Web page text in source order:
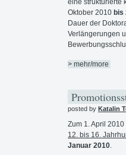
eine strukturierte
Oktober 2010 bis
Dauer der
Verlängerungen
> mehr/more
posted by Katalin
Zum 1. April
12. bis 16.
Januar 2010.